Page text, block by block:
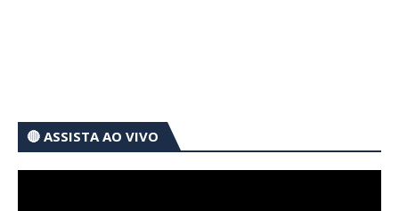
🔴 ASSISTA AO VIVO